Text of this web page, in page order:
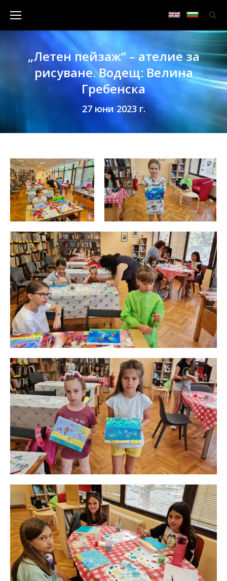
„Летен пейзаж“ – ателие за
рисуване. Водещ: Велина
Гребенска
27 юни 2023 г.